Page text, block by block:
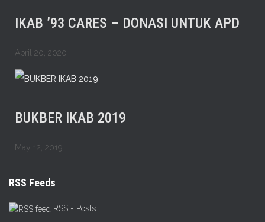
IKAB ’93 CARES – DONASI UNTUK APD
April 20, 2020
BUKBER IKAB 2019
May 12, 2019
RSS Feeds
RSS - Posts